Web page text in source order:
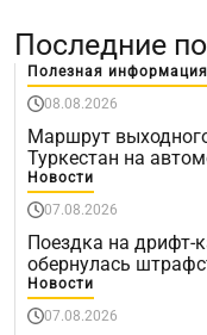
Последние
Полезная информация
08.08.2026
Маршрут
Туркестан на
Новости
07.08.2026
Поездка на дрифт-
обернулась
Новости
07.08.2026